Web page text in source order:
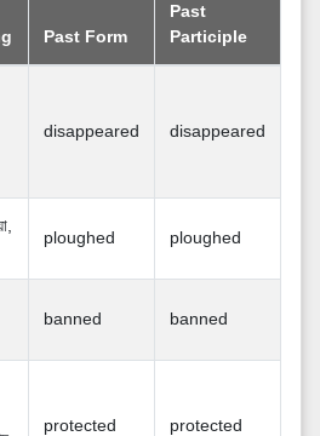
Past Form
Past
Participle
disappeared disappeared
ploughed ploughed
banned banned
protected protected